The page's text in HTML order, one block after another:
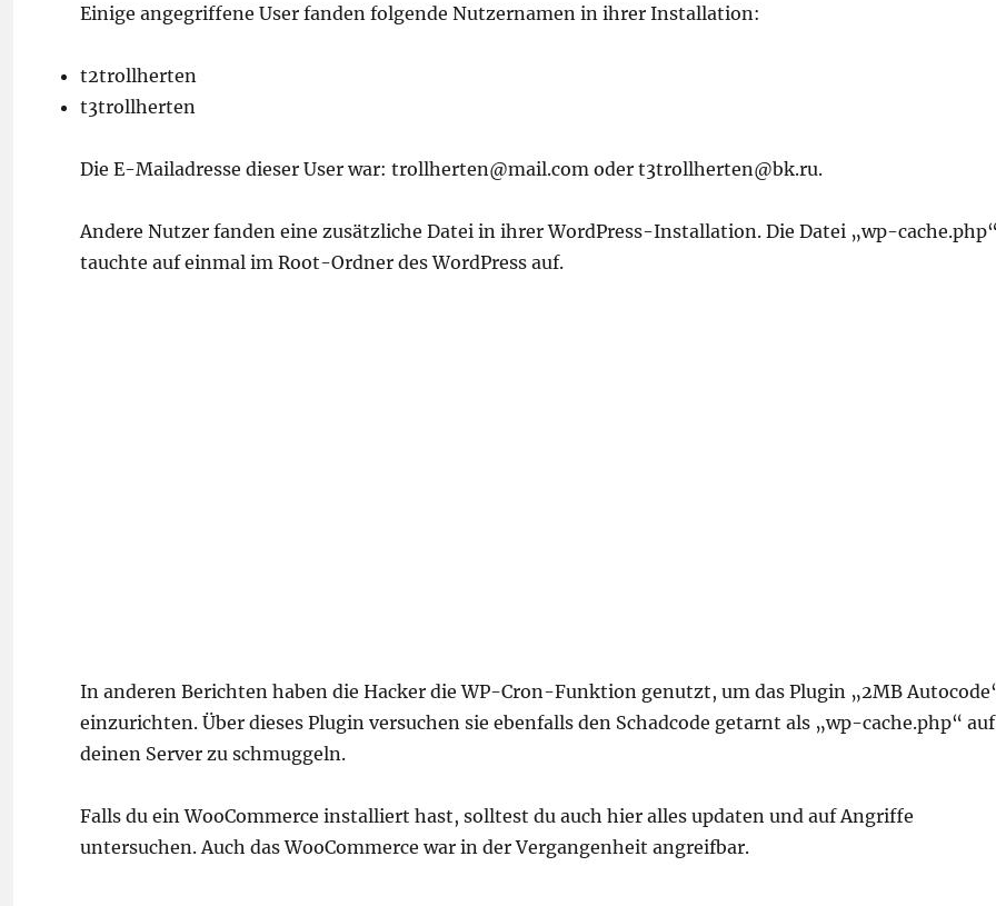
Einige angegriffene User fanden folgende Nutzernamen in ihrer Installation:
t2trollherten
t3trollherten
Die E-Mailadresse dieser User war: trollherten@mail.com oder t3trollherten@bk.ru.
Andere Nutzer fanden eine zusätzliche Datei in ihrer WordPress-Installation. Die Datei „wp-
tauchte auf einmal im Root-Ordner des WordPress auf.
In anderen Berichten haben die Hacker die WP-Cron-Funktion genutzt, um das Plugin „2MB
einzurichten. Über dieses Plugin versuchen sie ebenfalls den Schadcode getarnt als „wp-cache.php“ auf
deinen Server zu schmuggeln.
Falls du ein WooCommerce installiert hast, solltest du auch hier alles updaten und auf Angriffe
untersuchen. Auch das WooCommerce war in der Vergangenheit angreifbar.